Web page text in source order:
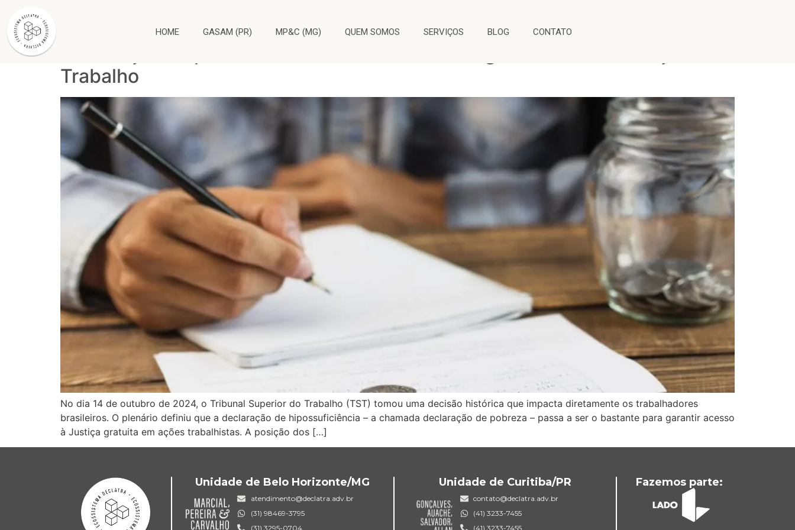
HOME GASAM (PR) MP&C (MG) QUEM SOMOS SERVIÇOS BLOG CONTATO
Trabalho
No dia 14 de outubro de 2024, o Tribunal Superior do Trabalho (TST) tomou uma decisão histórica que impacta diretamente os trabalhadores
brasileiros. O plenário definiu que a declaração de hipossuficiência – a chamada declaração de pobreza – passa a ser o bastante para garantir acesso
à Justiça gratuita em ações trabalhistas. A posição dos […]
Unidade de Belo Horizonte/MG
atendimento@declatra.adv.br
(31) 98469-3795
(31) 3295-0704
Unidade de Curitiba/PR
contato@declatra.adv.br
(41) 3233-7455
(41) 3233-7455
Fazemos parte: